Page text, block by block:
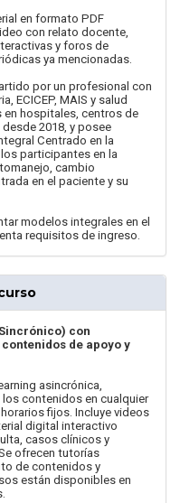
en formato PDF
con relato docente,
y foros de
ya mencionadas.
por un profesional con
ECICEP, MAIS y salud
en hospitales, centros de
2018, y posee
Centrado en la
participantes en la
cambio
en el paciente y su
modelos integrales en el
requisitos de ingreso.
con
de apoyo y
asincrónica,
contenidos en cualquier
fijos. Incluye videos
digital interactivo
casos clínicos y
ofrecen tutorías
de contenidos y
están disponibles en